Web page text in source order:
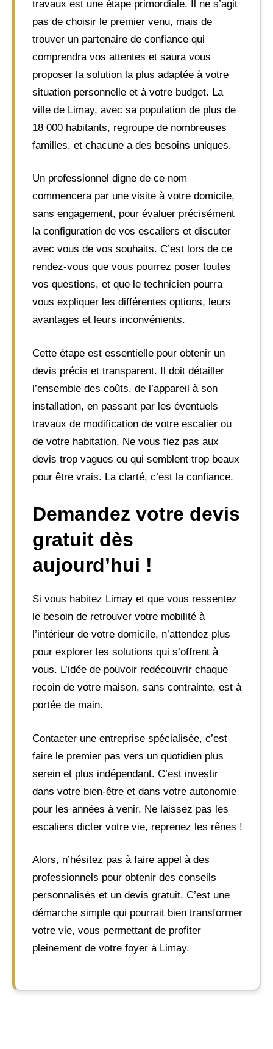
travaux est une étape primordiale. Il ne s’agit
pas de choisir le premier venu, mais de
trouver un partenaire de confiance qui
comprendra vos attentes et saura vous
proposer la solution la plus adaptée à votre
situation personnelle et à votre budget. La
ville de Limay, avec sa population de plus de
18 000 habitants, regroupe de nombreuses
familles, et chacune a des besoins uniques.
Un professionnel digne de ce nom
commencera par une visite à votre domicile,
sans engagement, pour évaluer précisément
la configuration de vos escaliers et discuter
avec vous de vos souhaits. C’est lors de ce
rendez-vous que vous pourrez poser toutes
vos questions, et que le technicien pourra
vous expliquer les différentes options, leurs
avantages et leurs inconvénients.
Cette étape est essentielle pour obtenir un
devis précis et transparent. Il doit détailler
l’ensemble des coûts, de l’appareil à son
installation, en passant par les éventuels
travaux de modification de votre escalier ou
de votre habitation. Ne vous fiez pas aux
devis trop vagues ou qui semblent trop beaux
pour être vrais. La clarté, c’est la confiance.
Demandez votre devis
gratuit dès
aujourd’hui !
Si vous habitez Limay et que vous ressentez
le besoin de retrouver votre mobilité à
l’intérieur de votre domicile, n’attendez plus
pour explorer les solutions qui s’offrent à
vous. L’idée de pouvoir redécouvrir chaque
recoin de votre maison, sans contrainte, est à
portée de main.
Contacter une entreprise spécialisée, c’est
faire le premier pas vers un quotidien plus
serein et plus indépendant. C’est investir
dans votre bien-être et dans votre autonomie
pour les années à venir. Ne laissez pas les
escaliers dicter votre vie, reprenez les rênes !
Alors, n’hésitez pas à faire appel à des
professionnels pour obtenir des conseils
personnalisés et un devis gratuit. C’est une
démarche simple qui pourrait bien transformer
votre vie, vous permettant de profiter
pleinement de votre foyer à Limay.